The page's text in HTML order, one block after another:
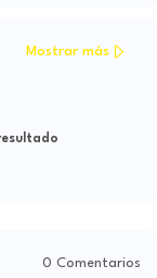
Mostrar más
0 Comentarios